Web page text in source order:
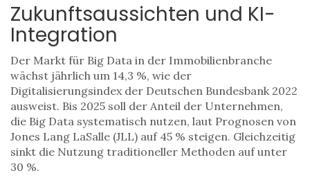
Zukunftsaussichten und KI-
Integration
Der Markt für Big Data in der Immobilienbranche
wächst jährlich um 14,3 %, wie der
Digitalisierungsindex der Deutschen Bundesbank 2022
ausweist. Bis 2025 soll der Anteil der Unternehmen,
die Big Data systematisch nutzen, laut Prognosen von
Jones Lang LaSalle (JLL) auf 45 % steigen. Gleichzeitig
sinkt die Nutzung traditioneller Methoden auf unter
30 %.